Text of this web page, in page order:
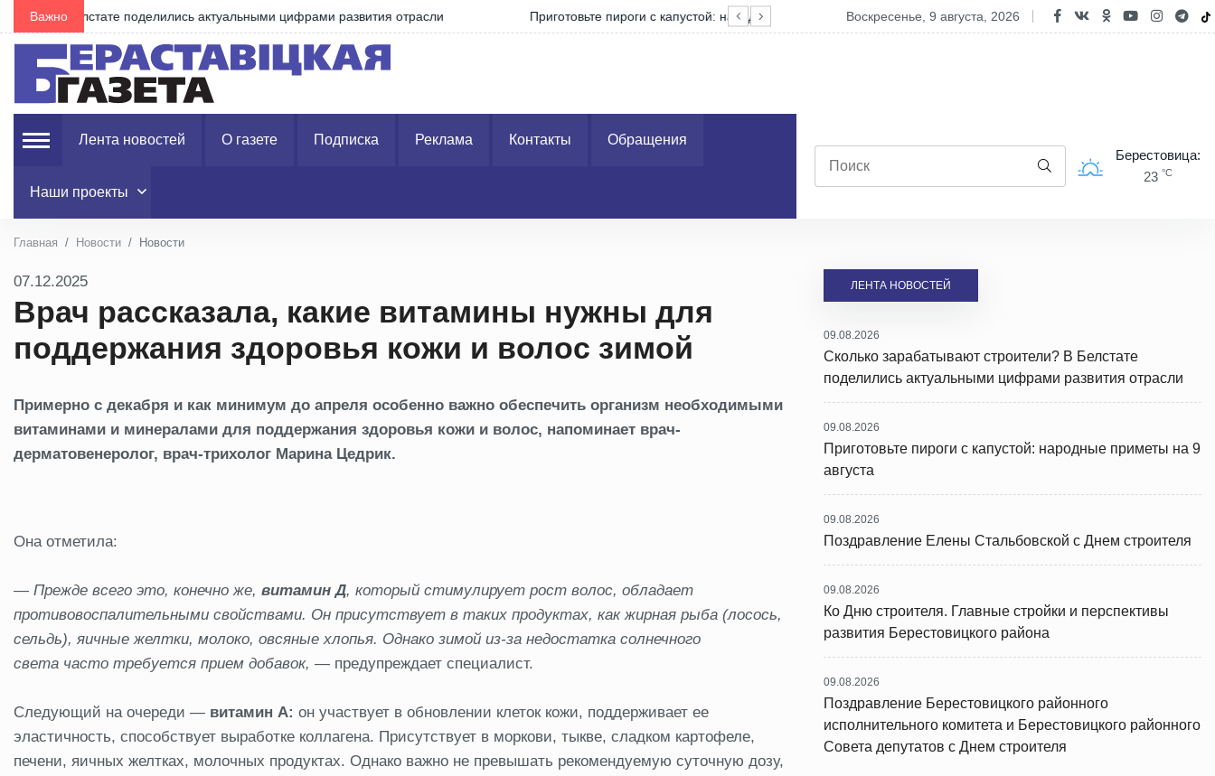
Важно Приготовьте пироги с капустой: народные приметы на 9 августа Поздравление Елены Стальбовской с Днем строителя
воскресенье, 9 августа, 2026
Лента новостей О газете Подписка Реклама Контакты Обращения
Наши проекты
Берестовица:
23 °C
Главная Новости Новости
07.12.2025
Врач рассказала, какие витамины нужны для
поддержания здоровья кожи и волос зимой
Примерно с декабря и как минимум до апреля особенно важно обеспечить организм необходимыми
витаминами и минералами для поддержания здоровья кожи и волос, напоминает врач-
дерматовенеролог, врач-трихолог Марина Цедрик.
Она отметила:
— Прежде всего это, конечно же, витамин Д, который стимулирует рост волос, обладает
противовоспалительными свойствами. Он присутствует в таких продуктах, как жирная рыба (лосось,
сельдь), яичные желтки, молоко, овсяные хлопья. Однако зимой из-за недостатка солнечного
света часто требуется прием добавок, — предупреждает специалист.
Следующий на очереди — витамин А: он участвует в обновлении клеток кожи, поддерживает ее
эластичность, способствует выработке коллагена. Присутствует в моркови, тыкве, сладком картофеле,
печени, яичных желтках, молочных продуктах. Однако важно не превышать рекомендуемую суточную дозу,
ЛЕНТА НОВОСТЕЙ
09.08.2026
Сколько зарабатывают строители? В Белстате
поделились актуальными цифрами развития отрасли
09.08.2026
Приготовьте пироги с капустой: народные приметы на 9
августа
09.08.2026
Поздравление Елены Стальбовской с Днем строителя
09.08.2026
Ко Дню строителя. Главные стройки и перспективы
развития Берестовицкого района
09.08.2026
Поздравление Берестовицкого районного
исполнительного комитета и Берестовицкого районного
Совета депутатов с Днем строителя